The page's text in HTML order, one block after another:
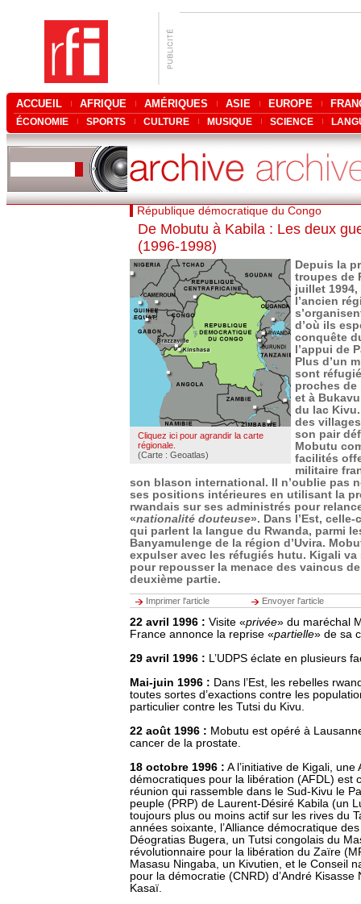
ACCUEIL AFRIQUE AMÉRIQUES ASIE EUROPE
ÉCONOMIE SPORTS CULTURE MUSIQUE SCIENCE
République démocratique du Congo
De Mobutu à Kabila : Les deux
(1996-1998)
Cliquez ici pour agrandir la carte
régionale.
(Carte : Geoatlas)
Depuis la
troupes de
juillet
l’ancien
d’où ils
conquête
l’appui de
Plus d’un
sont
proches de
et à
du lac
des
son pair
Mobutu
facilités
militaire
son blason international. Il n’oublie pas
ses positions intérieures en utilisant la
rwandais sur ses administrés pour
«nationalité douteuse». Dans l’Est,
qui parlent la langue du Rwanda, parmi
Banyamulenge de la région d’Uvira.
expulser avec les réfugiés hutu. Kigali va
pour repousser la menace des vaincus
deuxième partie.
Imprimer l'article Envoyer l'article
22 avril 1996 : Visite «privée» du maréchal
France annonce la reprise «partielle» de sa
29 avril 1996 : L’UDPS éclate en plusieurs
Mai-juin 1996 : Dans l’Est, les rebelles
toutes sortes d’exactions contre les
particulier contre les Tutsi du Kivu.
22 août 1996 : Mobutu est opéré à
cancer de la prostate.
18 octobre 1996 : A l’initiative de Kigali,
démocratiques pour la libération (AFDL) est
réunion qui rassemble dans le Sud-Kivu le
peuple (PRP) de Laurent-Désiré Kabila (un
toujours plus ou moins actif sur les rives du
années soixante, l’Alliance démocratique
Déogratias Bugera, un Tutsi congolais du
révolutionnaire pour la libération du Zaïre
Masasu Ningaba, un Kivutien, et le Conseil
pour la démocratie (CNRD) d’André Kisasse
Kasaï.